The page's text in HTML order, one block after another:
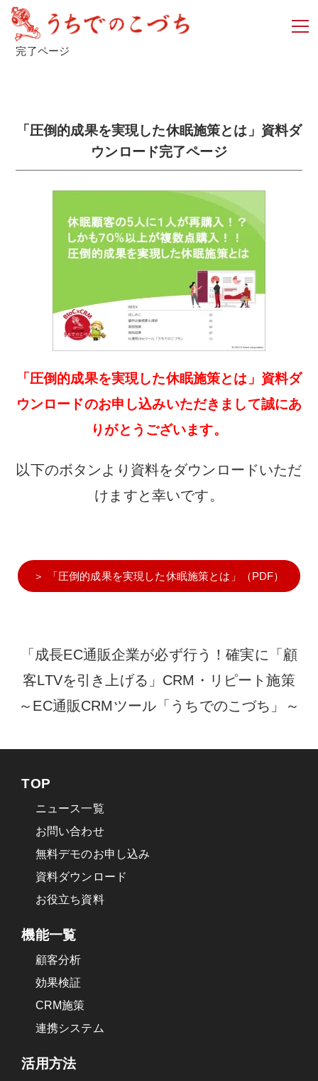
TOP
>
「圧倒的成果を実現した休眠施策とは」資料ダウンロード
完了ページ
「圧倒的成果を実現した休眠施策とは」資料ダ
ウンロード完了ページ
「圧倒的成果を実現した休眠施策とは」資料ダ
ウンロードのお申し込みいただきまして誠にあ
りがとうございます。
以下のボタンより資料をダウンロードいただ
けますと幸いです。
＞ 「圧倒的成果を実現した休眠施策とは」（PDF）
「成長EC通販企業が必ず行う！確実に「顧
客LTVを引き上げる」CRM・リピート施策
～EC通販CRMツール「うちでのこづち」～
TOP
ニュース一覧
お問い合わせ
無料デモのお申し込み
資料ダウンロード
お役立ち資料
機能一覧
顧客分析
効果検証
CRM施策
連携システム
活用方法